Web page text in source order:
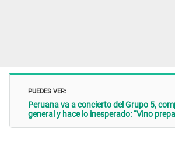
PUEDES VER:
Peruana va a concierto del Grupo 5,
general y hace lo inesperado: “Vino